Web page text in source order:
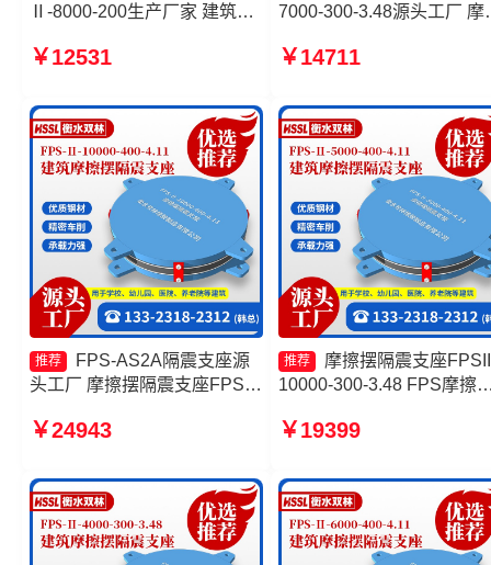
Ⅱ-8000-200生产厂家 建筑摩
隔震支座FPSII-9000-300-
FPSII-3000-300-3.48
￥12531
7000-300-3.48源头工厂 摩
4.11 建筑摩擦摆减隔震支座
400-4.11厂家
￥14711
推荐
FPS-AS2A隔震支座源
头工厂 摩擦摆隔震支座FPSII-
减震支座厂家 摩擦摆隔震支座
家
￥24943
推荐
摩擦摆隔震支座
10000-300-3.48 FPS摩擦
家 FPS建筑摩擦摆支座源
￥19399